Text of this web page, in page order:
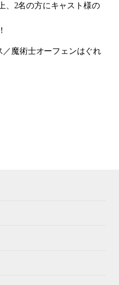
、2名の方にキャスト様の
魔術士オーフェンはぐれ